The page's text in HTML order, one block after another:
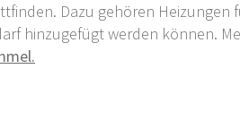
Dazu gehören Heizungen
hinzugefügt werden können.